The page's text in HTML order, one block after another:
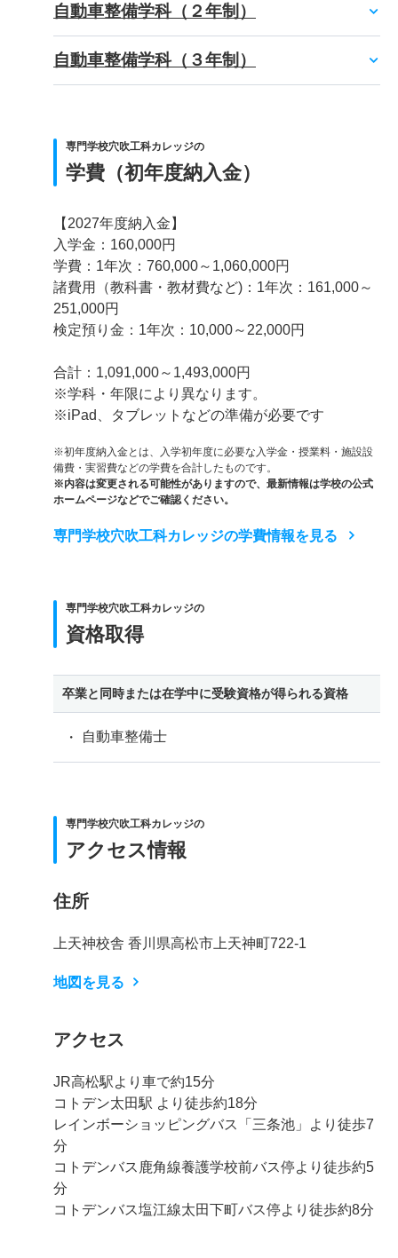
自動車整備学科（２年制）
自動車整備学科（３年制）
専門学校穴吹工科カレッジの
学費（初年度納入金）
【2027年度納入金】
入学金：160,000円
学費：1年次：760,000～1,060,000円
諸費用（教科書・教材費など)：1年次：161,000～
251,000円
検定預り金：1年次：10,000～22,000円
合計：1,091,000～1,493,000円
※学科・年限により異なります。
※iPad、タブレットなどの準備が必要です
※初年度納入金とは、入学初年度に必要な入学金・授業料・施設設
備費・実習費などの学費を合計したものです。
※内容は変更される可能性がありますので、最新情報は学校の公式
ホームページなどでご確認ください。
専門学校穴吹工科カレッジの学費情報を見る
専門学校穴吹工科カレッジの
資格取得
卒業と同時または在学中に受験資格が得られる資格
自動車整備士
専門学校穴吹工科カレッジの
アクセス情報
住所
上天神校舎 香川県高松市上天神町722-1
地図を見る
アクセス
JR高松駅より車で約15分
コトデン太田駅 より徒歩約18分
レインボーショッピングバス「三条池」より徒歩7
分
コトデンバス鹿角線養護学校前バス停より徒歩約5
分
コトデンバス塩江線太田下町バス停より徒歩約8分